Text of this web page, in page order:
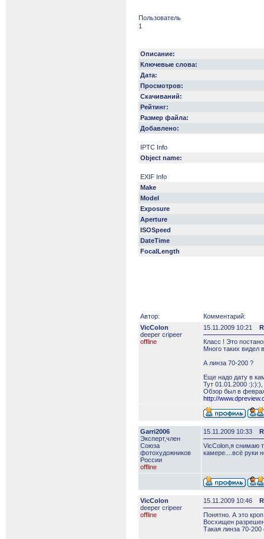
Пользователь
1
Описание:
Ключевые слова:
Дата:
Просмотров:
Скачиваний:
Рейтинг:
Размер файла:
Добавлено:
IPTC Info
Object name:
EXIF Info
Make
Model
Exposure
Aperture
ISOSpeed
DateTime
FocalLength
Автор:
Комментарий:
VicColon
deeper сripeer
offline
15.11.2009 10:21
Класс ! Это
Много таких видел
А линза 70-200 ?
Еще надо дату в
Тут 01.01.2000
Обзор был в
http://
Garri2006
Эксперт,член
Союза
фотохудожников
России
offline
15.11.2009 10:33
VicColon,я снимаю
камере....всё руки
VicColon
deeper сripeer
offline
15.11.2009 10:46
Понятно. А это
Восхищен
Такая линза 70-